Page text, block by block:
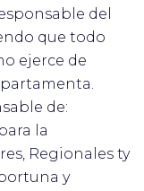
del
que todo
ejerce de
de:
la
Regionales ty
y